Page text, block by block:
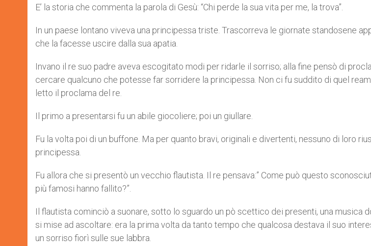
p
p
g
e
o
k
r
E’ la storia che commenta la parola di Gesù: “Chi perde la sua vita per me, la trova”.
In un paese lontano viveva una principessa triste. Trascorreva le giornate standosene
che la facesse uscire dalla sua apatia.
Invano il re suo padre aveva escogitato modi per ridarle il sorriso; alla fine pensò di
cercare qualcuno che potesse far sorridere la principessa. Non ci fu suddito di quel
letto il proclama del re.
Il primo a presentarsi fu un abile giocoliere; poi un giullare.
Fu la volta poi di un buffone. Ma per quanto bravi, originali e divertenti, nessuno di loro
principessa.
Fu allora che si presentò un vecchio flautista. Il re pensava:” Come può questo
più famosi hanno fallito?”.
Il flautista cominciò a suonare, sotto lo sguardo un pò scettico dei presenti, una musica
si mise ad ascoltare: era la prima volta da tanto tempo che qualcosa destava il suo
un sorriso fiorì sulle sue labbra.